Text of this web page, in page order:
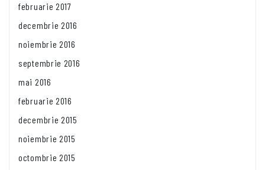
februarie 2017
decembrie 2016
noiembrie 2016
septembrie 2016
mai 2016
februarie 2016
decembrie 2015
noiembrie 2015
octombrie 2015